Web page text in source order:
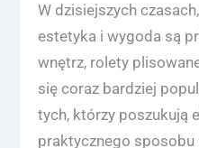
W dzisiejszych
estetyka i wygoda są
wnętrz, rolety
się coraz bardziej
tych, którzy poszukują
praktycznego sposobu